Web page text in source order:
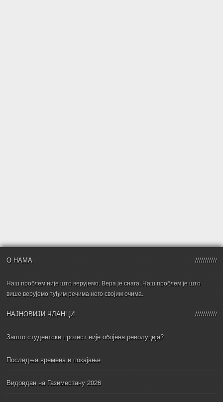
О НАМА
Наш проблем није што верујемо. Вера је снага. Наш проблем је што
више верујемо туђим речима него својим очима.
НАЈНОВИЈИ ЧЛАНЦИ
Зашто студентски протест није обојена револуција?
Последња времена и покајање
Видовдан на Газиместану 2026